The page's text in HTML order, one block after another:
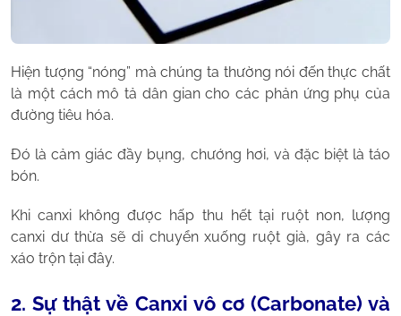
Hiện tượng “nóng” mà chúng ta thường nói đến thực chất
là một cách mô tả dân gian cho các phản ứng phụ của
đường tiêu hóa.
Đó là cảm giác đầy bụng, chướng hơi, và đặc biệt là táo
bón.
Khi canxi không được hấp thu hết tại ruột non, lượng
canxi dư thừa sẽ di chuyển xuống ruột già, gây ra các
xáo trộn tại đây.
2. Sự thật về Canxi vô cơ (Carbonate) và